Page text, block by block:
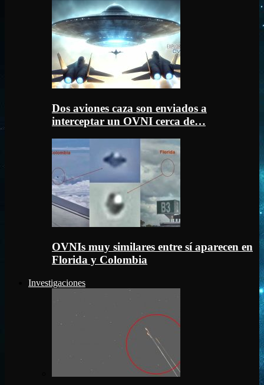
Dos aviones caza son enviados a
interceptar un OVNI cerca de…
OVNIs muy similares entre sí aparecen en
Florida y Colombia
Investigaciones